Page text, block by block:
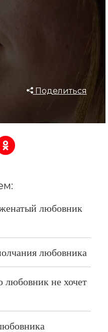
Поделиться
любовник
любовника
любовник не хочет